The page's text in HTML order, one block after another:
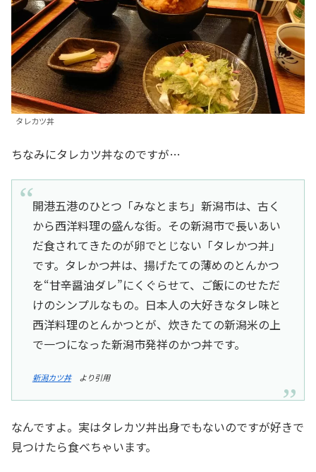
タレカツ丼
ちなみにタレカツ丼なのですが…
開港五港のひとつ「みなとまち」新潟市は、古く
から西洋料理の盛んな街。その新潟市で長いあい
だ食されてきたのが卵でとじない「タレかつ丼」
です。タレかつ丼は、揚げたての薄めのとんかつ
を“甘辛醤油ダレ”にくぐらせて、ご飯にのせただ
けのシンプルなもの。日本人の大好きなタレ味と
西洋料理のとんかつとが、炊きたての新潟米の上
で一つになった新潟市発祥のかつ丼です。
新潟カツ丼より引用
なんですよ。実はタレカツ丼出身でもないのですが好きで
見つけたら食べちゃいます。